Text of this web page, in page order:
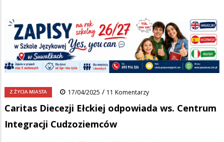
Ścieżka
nawigacyjna
Strona główna/Wiadomości /Z życia miasta/
Caritas Diecezji Ełckiej odpowiada ws. Centrum Integracji
Cudzoziemców
FacebookPinterestTumblr
0 Reddit Share
Z ŻYCIA MIASTA 17/04/2025 / 11 Komentarzy
Caritas Diecezji Ełckiej odpowiada ws. Centrum
Integracji Cudzoziemców